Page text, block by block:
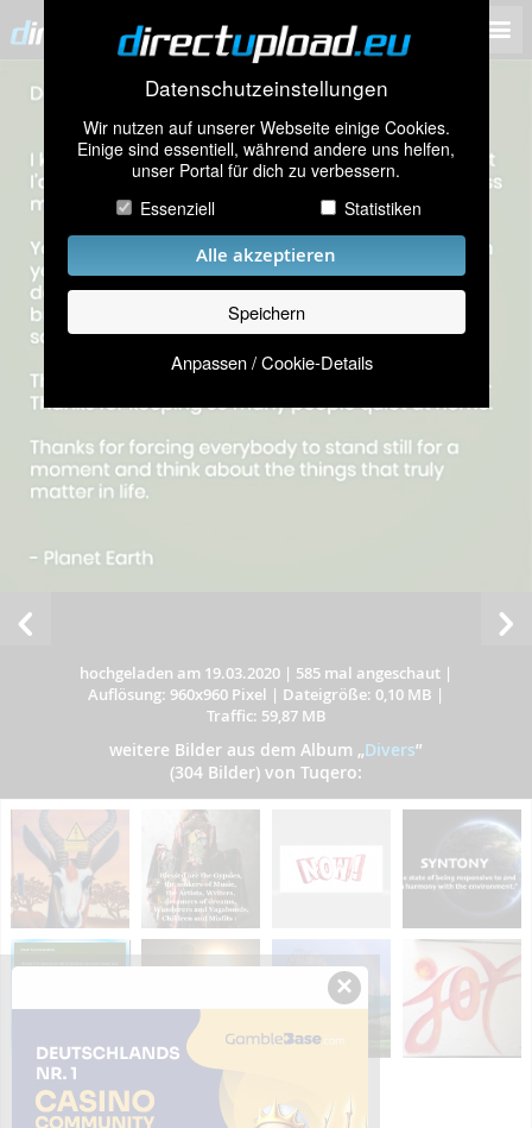
Datenschutzeinstellungen
Wir nutzen auf unserer Webseite einige Cookies.
Einige sind essentiell, während andere uns helfen,
unser Portal für dich zu verbessern.
Essenziell
Statistiken
Alle akzeptieren
Speichern
Anpassen / Cookie-Details
hochgeladen am 19.03.2020 | 585 mal angeschaut |
Auflösung: 960x960 Pixel | Dateigröße: 0,10 MB |
Traffic: 59,87 MB
weitere Bilder aus dem Album „Divers”
(304 Bilder) von Tuqero:
×